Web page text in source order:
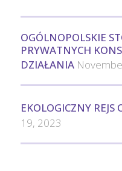
OGÓLNOPOLSKIE
PRYWATNYCH
DZIAŁANIA
EKOLOGICZNY
19, 2023